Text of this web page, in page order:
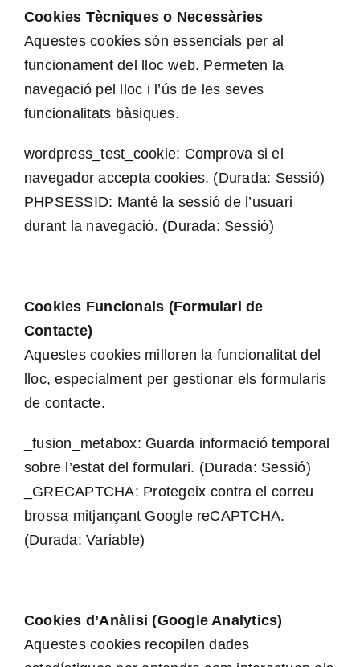
Cookies Tècniques o Necessàries
Aquestes cookies són essencials per al
funcionament del lloc web. Permeten la
navegació pel lloc i l’ús de les seves
funcionalitats bàsiques.
wordpress_test_cookie: Comprova si el
navegador accepta cookies. (Durada: Sessió)
PHPSESSID: Manté la sessió de l’usuari
durant la navegació. (Durada: Sessió)
Cookies Funcionals (Formulari de
Contacte)
Aquestes cookies milloren la funcionalitat del
lloc, especialment per gestionar els formularis
de contacte.
_fusion_metabox: Guarda informació temporal
sobre l’estat del formulari. (Durada: Sessió)
_GRECAPTCHA: Protegeix contra el correu
brossa mitjançant Google reCAPTCHA.
(Durada: Variable)
Cookies d’Anàlisi (Google Analytics)
Aquestes cookies recopilen dades